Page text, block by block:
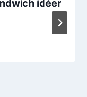
idéer